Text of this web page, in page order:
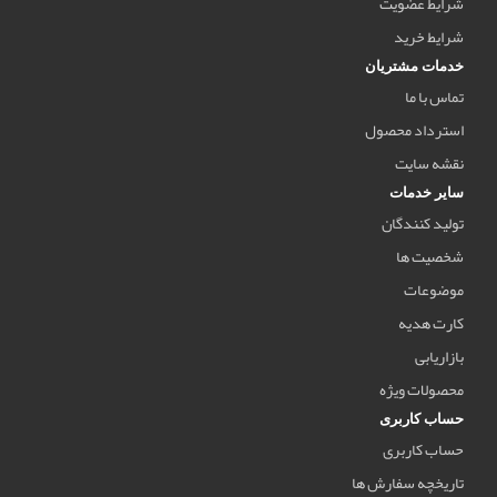
شرایط خرید
خدمات مشتریان
تماس با ما
استرداد محصول
نقشه سایت
سایر خدمات
تولید کنندگان
شخصیت ها
موضوعات
کارت هدیه
بازاریابی
محصولات ویژه
حساب کاربری
حساب کاربری
تاریخچه سفارش ها